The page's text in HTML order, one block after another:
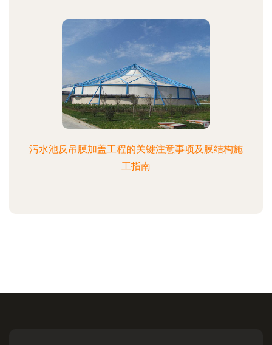
污水池反吊膜加盖工程的关键注意事项及膜结构施
工指南